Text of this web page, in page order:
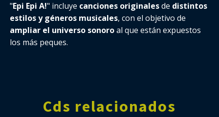
"Epi Epi A!" incluye canciones originalesde distintos
estilos y géneros musicales, con el objetivo de
ampliar el universo sonoroal que están expuestos
los más peques.
Cds relacionados